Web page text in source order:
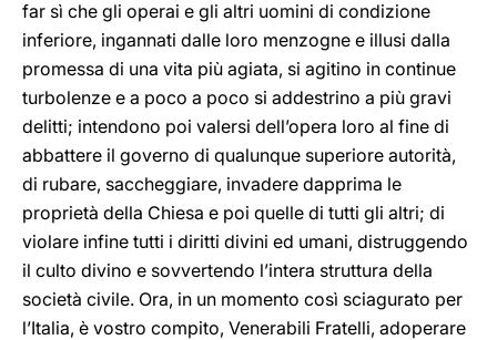
far sì che gli operai e gli altri uomini di condizione
inferiore, ingannati dalle loro menzogne e illusi dalla
promessa di una vita più agiata, si agitino in continue
turbolenze e a poco a poco si addestrino a più gravi
delitti; intendono poi valersi dell’opera loro al fine di
abbattere il governo di qualunque superiore autorità,
di rubare, saccheggiare, invadere dapprima le
proprietà della Chiesa e poi quelle di tutti gli altri; di
violare infine tutti i diritti divini ed umani, distruggendo
il culto divino e sovvertendo l’intera struttura della
società civile. Ora, in un momento così sciagurato per
l’Italia, è vostro compito, Venerabili Fratelli, adoperare